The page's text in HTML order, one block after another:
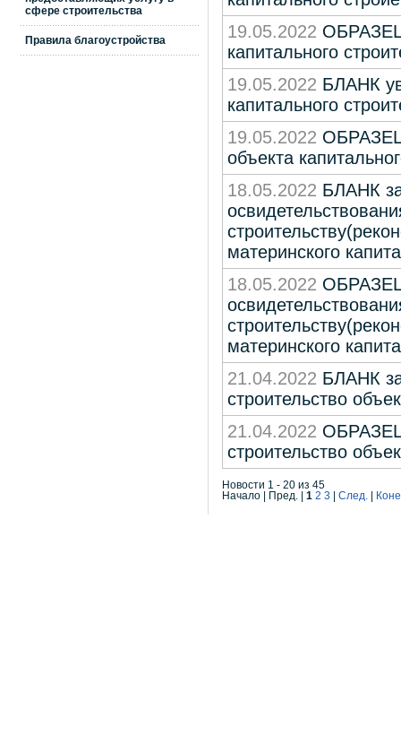
сфере строительства
Правила благоустройства
19.05.2022 ОБРАЗЕЦ
капитального
19.05.2022 БЛАНК
капитального
19.05.2022
объекта
18.05.2022 БЛАНК
материнского
18.05.2022 ОБРАЗЕЦ
материнского
21.04.2022 БЛАНК
строительство
21.04.2022
строительство
Новости 1 - 20 из 45
Начало | Пред. | 1 2 3 След.